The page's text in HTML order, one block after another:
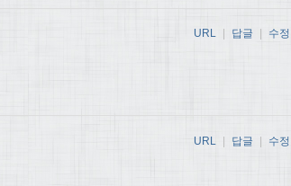
URL 답글 수정
URL | 답글 | 수정